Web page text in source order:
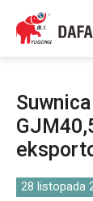
28 listopada
Bahasa
Bahasa
বাংলা
فارسی
Pilipino
اردو